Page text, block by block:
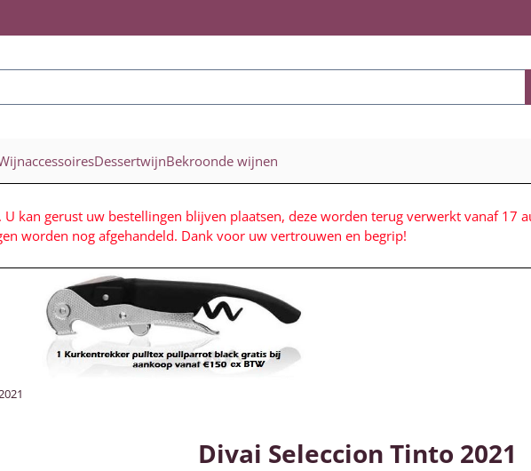
toe.
DessertwijnBekroonde wijnen
kan gerust uw bestellingen blijven plaatsen, deze worden terug verwerkt vanaf 17
worden nog afgehandeld. Dank voor uw vertrouwen en begrip!
Divai Seleccion Tinto 2021